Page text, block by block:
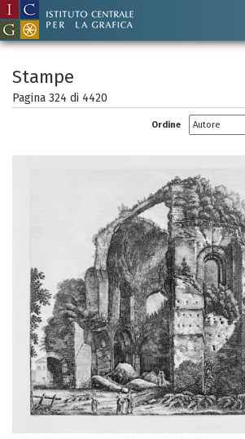
Stampe
Pagina 324 di 4420
Ordine